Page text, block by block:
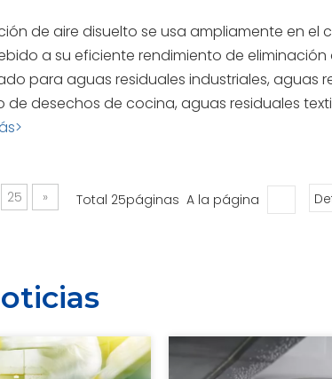
de aire disuelto se usa ampliamente en el
a su eficiente rendimiento de eliminación
para aguas residuales industriales, aguas
de desechos de cocina, aguas residuales
25 » Total 25páginas A la página